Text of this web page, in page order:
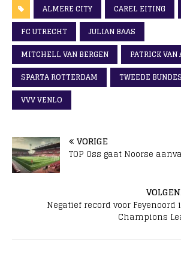
ALMERE CITY CAREL EITING
FC UTRECHT
JULIAN BAAS
MITCHELL VAN BERGEN
PATRICK
SPARTA ROTTERDAM
TWEEDE
VVV VENLO
VORIGE
TOP Oss gaat Noorse
Negatief record voor Feyenoord
Champions